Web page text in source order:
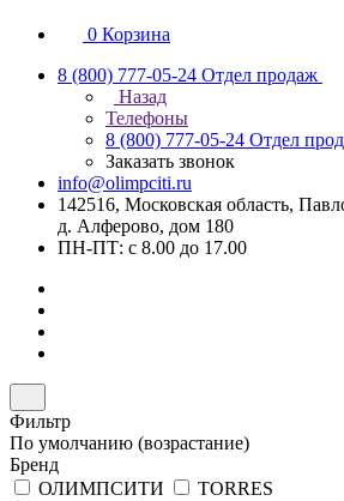
0 Корзина
8 (800) 777-05-24 Отдел продаж
Назад
Телефоны
8 (800) 777-05-24 Отдел
Заказать звонок
info@olimpciti.ru
142516, Московская область,
д. Алферово, дом 180
ПН-ПТ: с 8.00 до 17.00
Фильтр
По умолчанию (возрастание)
Бренд
ОЛИМПСИТИ
TORRES